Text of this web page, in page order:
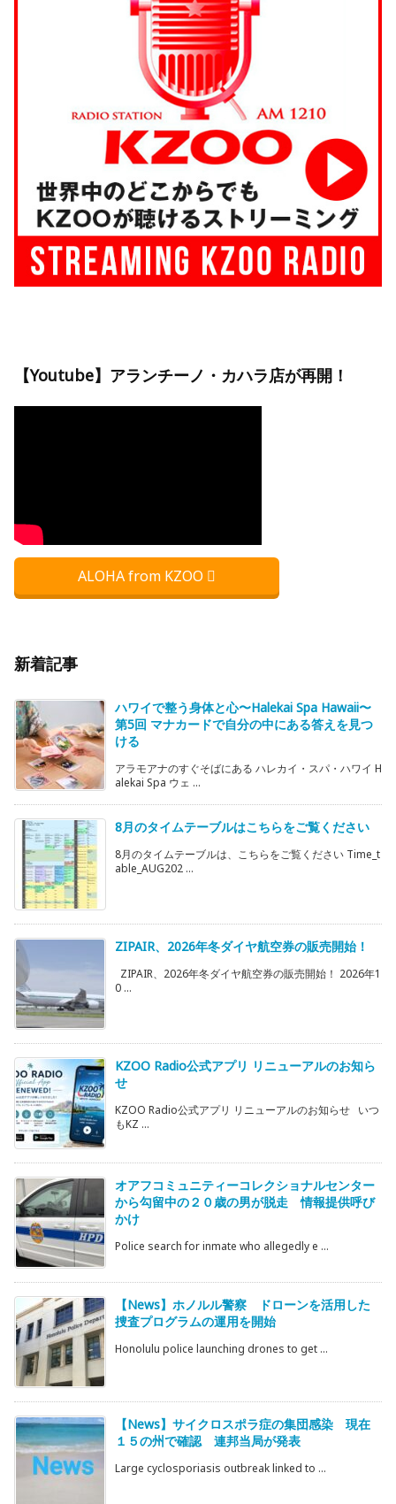
【Youtube】アランチーノ・カハラ店が再開！
ALOHA from KZOO
新着記事
ハワイで整う身体と心〜Halekai Spa Hawaii〜
第5回 マナカードで自分の中にある答えを見つ
ける
アラモアナのすぐそばにある ハレカイ・スパ・ハワイ H
alekai Spa ウェ ...
8月のタイムテーブルはこちらをご覧ください
8月のタイムテーブルは、こちらをご覧ください Time_t
able_AUG202 ...
ZIPAIR、2026年冬ダイヤ航空券の販売開始！
ZIPAIR、2026年冬ダイヤ航空券の販売開始！ 2026年1
0 ...
KZOO Radio公式アプリ リニューアルのお知ら
せ
KZOO Radio公式アプリ リニューアルのお知らせ いつ
もKZ ...
オアフコミュニティーコレクショナルセンター
から勾留中の２０歳の男が脱走 情報提供呼び
かけ
Police search for inmate who allegedly e ...
【News】ホノルル警察 ドローンを活用した
捜査プログラムの運用を開始
Honolulu police launching drones to get ...
【News】サイクロスポラ症の集団感染 現在
１５の州で確認 連邦当局が発表
Large cyclosporiasis outbreak linked to ...